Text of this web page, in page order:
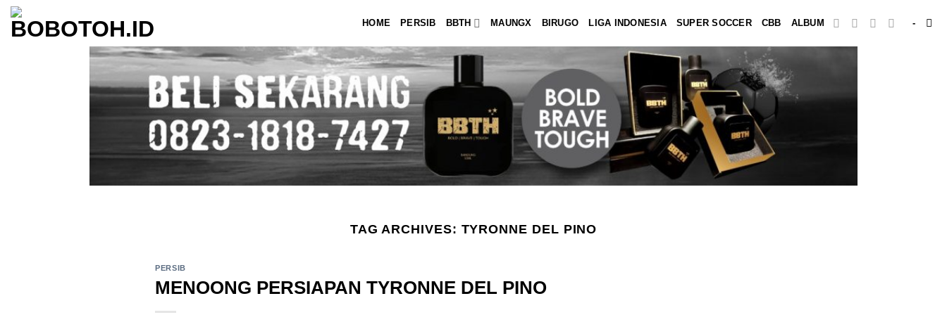
Skip
HOME PERSIB BBTH MAUNGX BIRUGO LIGA INDONESIA SUPER SOCCER CBB ALBUM -
TAG ARCHIVES: TYRONNE DEL PINO
PERSIB
MENOONG PERSIAPAN TYRONNE DEL PINO